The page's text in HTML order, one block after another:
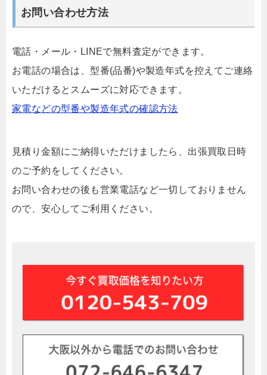
お問い合わせ方法
電話・メール・LINEで無料査定ができます。
お電話の場合は、型番(品番)や製造年式を控えてご連絡
いただけるとスムーズに対応できます。
家電などの型番や製造年式の確認方法
見積り金額にご納得いただけましたら、出張買取日時
のご予約をしてください。
お問い合わせの後も営業電話など一切しておりません
ので、安心してご利用ください。